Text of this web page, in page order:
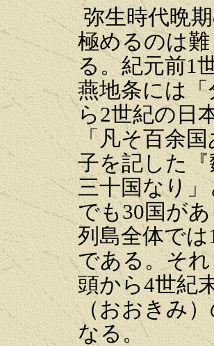
弥生時代晩
極めるのは
る。紀元前1
燕地条には
ら2世紀の日
「凡そ百余
子を記した
三十国なり
でも30国が
列島全体で
である。そ
頭から4世紀
（おおきみ
なる。